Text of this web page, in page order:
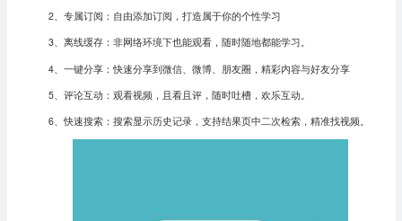
2、专属订阅：自由添加订阅，打造属于你的个性学习
3、离线缓存：非网络环境下也能观看，随时随地都能学习。
4、一键分享：快速分享到微信、微博、朋友圈，精彩内容与好友分享
5、评论互动：观看视频，且看且评，随时吐槽，欢乐互动。
6、快速搜索：搜索显示历史记录，支持结果页中二次检索，精准找视频。